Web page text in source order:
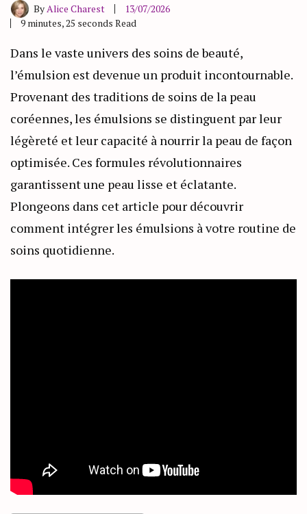
ByAlice Charest
13/07/2026
9 minutes, 25 seconds Read
Dans le vaste univers des soins de beauté,
l’émulsion est devenue un produit incontournable.
Provenant des traditions de soins de la peau
coréennes, les émulsions se distinguent par leur
légèreté et leur capacité à nourrir la peau de façon
optimisée. Ces formules révolutionnaires
garantissent une peau lisse et éclatante.
Plongeons dans cet article pour découvrir
comment intégrer les émulsions à votre routine de
soins quotidienne.